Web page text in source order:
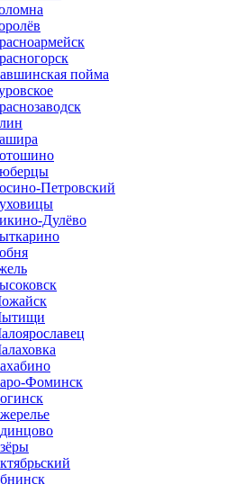
пойма
Петровский
Дулёво
Фоминск